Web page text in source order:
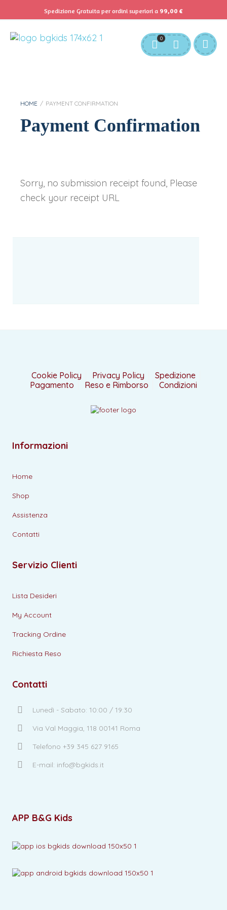
Servizio Clienti: info@bgkids.it +39 345 627 9165
Download APP B&G Kids
0
HOME / PAYMENT CONFIRMATION
Payment Confirmation
Sorry, no submission receipt found, Please
check your receipt URL
Cookie Policy Privacy Policy
Spedizione
Pagamento
Reso e Rimborso Condizioni
Informazioni
Home
Shop
Assistenza
Contatti
Servizio Clienti
Lista Desideri
My Account
Tracking Ordine
Richiesta Reso
Contatti
Lunedì - Sabato: 10:00 / 19:30
Via Val Maggia, 118 00141 Roma
Telefono +39 345 627 9165
E-mail: info@bgkids.it
APP B&G Kids
Spedizione Gratuita per ordini superiori a 99,00 €